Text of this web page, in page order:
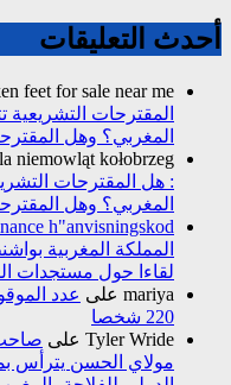
أحدث التعليقات
feet for sale near me
المقترحات
المغربي؟ وهل
niemowląt kołobrzeg
: هل المقترحات
المغربي؟ وهل
h"anvisningskod
المملكة المغربية
لقاءا حول مستجدات
mariya على عدد
220 شخصا
Tyler Wride على صاحب